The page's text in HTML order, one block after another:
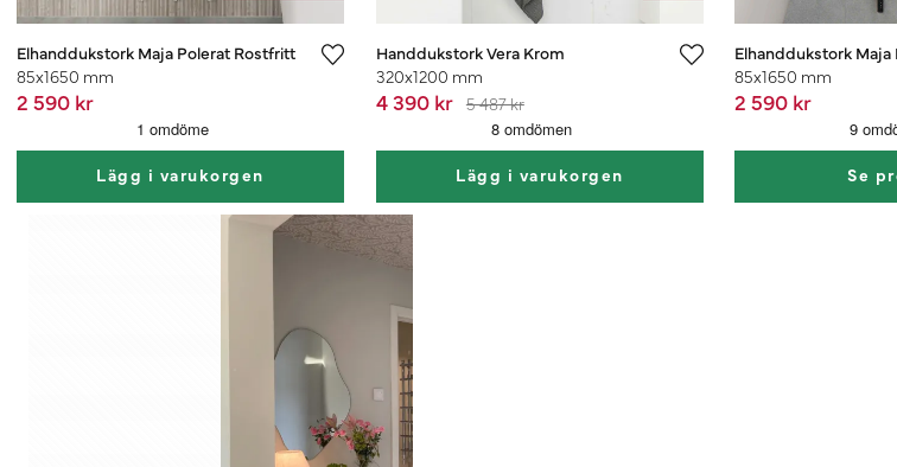
Elhanddukstork Maja Polerat Rostfritt
85x1650 mm
2 590 kr
Lägg i varukorgen
Handdukstork Vera Krom
320x1200 mm
4 390 kr 5 487 kr
Lägg i varukorgen
Elhanddukstork
85x1650 mm
2 590 kr
Se